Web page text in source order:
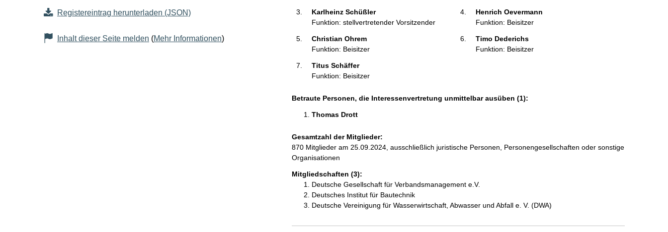
Registereintrag herunterladen (JSON)
Inhalt dieser Seite melden (Mehr Informationen)
e
Karlheinz Schüßler
Funktion: stellvertretender Vorsitzender
Henrich Oevermann
Funktion: Beisitzer
Christian Ohrem
Funktion: Beisitzer
Timo Dederichs
Funktion: Beisitzer
Titus Schäffer
Funktion: Beisitzer
Betraute Personen, die Interessenvertretung unmittelbar ausüben (1):
Thomas Drott
Gesamtzahl der Mitglieder:
870 Mitglieder am 25.09.2024, ausschließlich juristische Personen, Personengesellschaften oder sonstige
Organisationen
Mitgliedschaften (3):
Deutsche Gesellschaft für Verbandsmanagement e.V.
Deutsches Institut für Bautechnik
Deutsche Vereinigung für Wasserwirtschaft, Abwasser und Abfall e. V. (DWA)